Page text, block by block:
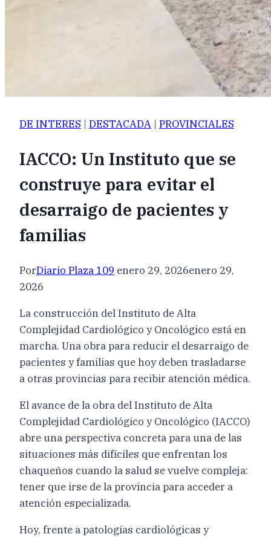
DE INTERES | DESTACADA | PROVINCIALES
IACCO: Un Instituto que se
construye para evitar el
desarraigo de pacientes y
familias
PorDiario Plaza 109 enero 29, 2026enero 29,
2026
La construcción del Instituto de Alta
Complejidad Cardiológico y Oncológico está en
marcha. Una obra para reducir el desarraigo de
pacientes y familias que hoy deben trasladarse
a otras provincias para recibir atención médica.
El avance de la obra del Instituto de Alta
Complejidad Cardiológico y Oncológico (IACCO)
abre una perspectiva concreta para una de las
situaciones más difíciles que enfrentan los
chaqueños cuando la salud se vuelve compleja:
tener que irse de la provincia para acceder a
atención especializada.
Hoy, frente a patologías cardiológicas y